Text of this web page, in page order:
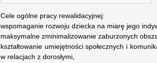
Cele ogólne pracy rewalidacyjnej:
wspomaganie rozwoju dziecka na miarę jego
maksymalne zminimalizowanie zaburzonych
kształtowanie umiejętności społecznych i
w relacjach z dorosłymi,